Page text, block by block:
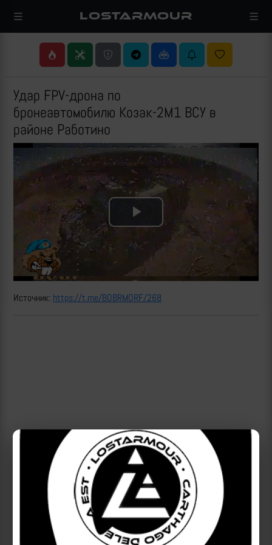
LOSTARMOUR
Удар FPV-дрона по
бронеавтомобилю Козак-2М1 ВСУ в
районе Работино
Play
Video
Источник: https://t.me/BOBRMORF/268